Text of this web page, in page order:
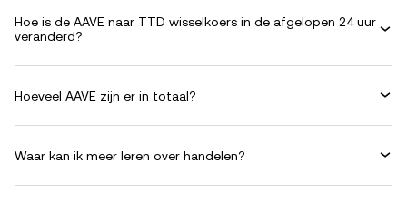
Hoe is de AAVE naar TTD wisselkoers in de afgelopen 24 uur
veranderd?
Hoeveel AAVE zijn er in totaal?
Waar kan ik meer leren over handelen?